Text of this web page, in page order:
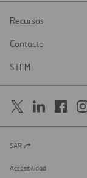
Recursos
Contacto
STEM
Abrir
una
nueva
SAR
Accesibilidad